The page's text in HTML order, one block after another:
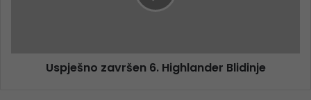
Uspješno završen 6. Highlander Blidinje